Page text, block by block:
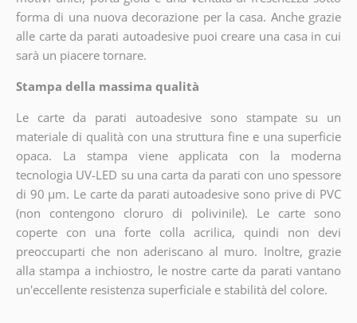
forma di una nuova decorazione per la casa. Anche grazie
alle carte da parati autoadesive puoi creare una casa in cui
sarà un piacere tornare.
Stampa della massima qualità
Le carte da parati autoadesive sono stampate su un
materiale di qualità con una struttura fine e una superficie
opaca. La stampa viene applicata con la moderna
tecnologia UV-LED su una carta da parati con uno spessore
di 90 µm. Le carte da parati autoadesive sono prive di PVC
(non contengono cloruro di polivinile). Le carte sono
coperte con una forte colla acrilica, quindi non devi
preoccuparti che non aderiscano al muro. Inoltre, grazie
alla stampa a inchiostro, le nostre carte da parati vantano
un'eccellente resistenza superficiale e stabilità del colore.